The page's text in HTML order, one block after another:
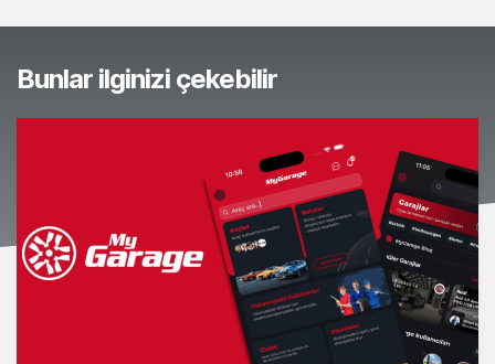
Bunlar ilginizi çekebilir